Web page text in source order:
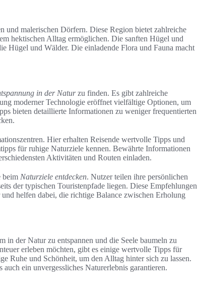
malerischen Dörfern. Diese Region bietet zahlreiche
hektischen Alltag ermöglichen. Die sanften Hügel und
Hügel und Wälder. Die einladende Flora und Fauna macht
in der Naturzu finden. Es gibt zahlreiche
moderner Technologie eröffnet vielfältige Optionen, um
bieten detaillierte Informationen zu weniger frequentierten
Hier erhalten Reisende wertvolle Tipps und
für ruhige Naturziele kennen. Bewährte Informationen
Aktivitäten und Routen einladen.
beim Naturziele entdecken. Nutzer teilen ihre persönlichen
der typischen Touristenpfade liegen. Diese Empfehlungen
helfen dabei, die richtige Balance zwischen Erholung
in der Natur zu entspannen und die Seele baumeln zu
erleben möchten, gibt es einige wertvolle Tipps für
Ruhe und Schönheit, um den Alltag hinter sich zu lassen.
ein unvergessliches Naturerlebnis garantieren.